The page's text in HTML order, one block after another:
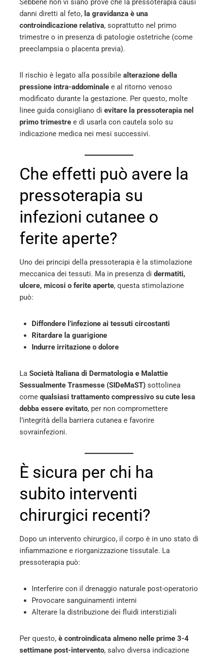
Sebbene non vi siano prove che la pressoterapia causi
danni diretti al feto, la gravidanza è una
controindicazione relativa, soprattutto nel primo
trimestre o in presenza di patologie ostetriche (come
preeclampsia o placenta previa).
Il rischio è legato alla possibile alterazione della
pressione intra-addominale e al ritorno venoso
modificato durante la gestazione. Per questo, molte
linee guida consigliano di evitare la pressoterapia nel
primo trimestre e di usarla con cautela solo su
indicazione medica nei mesi successivi.
Che effetti può avere la
pressoterapia su
infezioni cutanee o
ferite aperte?
Uno dei principi della pressoterapia è la stimolazione
meccanica dei tessuti. Ma in presenza di dermatiti,
ulcere, micosi o ferite aperte, questa stimolazione
può:
Diffondere l’infezione ai tessuti circostanti
Ritardare la guarigione
Indurre irritazione o dolore
La Società Italiana di Dermatologia e Malattie
Sessualmente Trasmesse (SIDeMaST) sottolinea
come qualsiasi trattamento compressivo su cute lesa
debba essere evitato, per non compromettere
l’integrità della barriera cutanea e favorire
sovrainfezioni.
È sicura per chi ha
subito interventi
chirurgici recenti?
Dopo un intervento chirurgico, il corpo è in uno stato di
infiammazione e riorganizzazione tissutale. La
pressoterapia può:
Interferire con il drenaggio naturale post-operatorio
Provocare sanguinamenti interni
Alterare la distribuzione dei fluidi interstiziali
Per questo, è controindicata almeno nelle prime 3-4
settimane post-intervento, salvo diversa indicazione